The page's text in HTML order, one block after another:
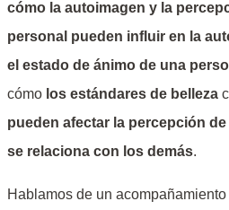
cómo la autoimagen y la
personal pueden influir en la
el estado de ánimo de una
cómo los estándares de belleza
pueden afectar la percepción
se relaciona con los demás.
Hablamos de un